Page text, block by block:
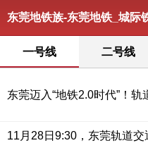
东莞地铁族-东莞地铁_城际
一号线 二号线
东莞迈入“地铁2.0时代”！
11月28日9:30，东莞轨道交